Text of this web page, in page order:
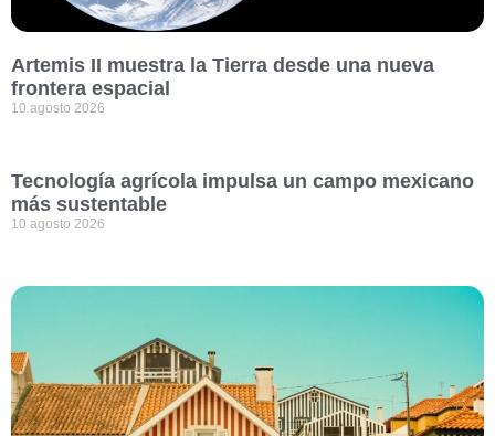
Artemis II muestra la Tierra desde una nueva
frontera espacial
10 agosto 2026
Tecnología agrícola impulsa un campo mexicano
más sustentable
10 agosto 2026